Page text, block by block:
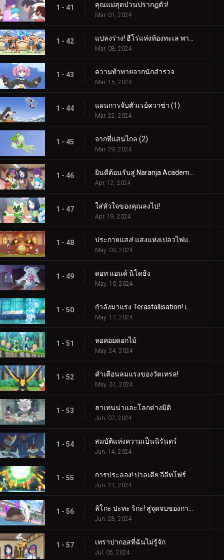
1 - 41 คุณแม่สุดป่วนปรากฏตัว!
Mar. 01, 2024
1 - 42
Mar. 08, 2024
1 - 43 ความท้าทายจากนักสำรวจ
Mar. 15, 2024
1 - 44 แผนการจับตัวเรย์ควาซ่า (1)
Mar. 22, 2024
1 - 45 จากที่แสนไกล (2)
Mar. 29, 2024
1 - 46
Apr. 12, 2024
1 - 47 ใส่หัวใจของคุณลงไป!
Apr. 19, 2024
1 - 48
May. 03, 2024
1 - 49 ดอท แอนด์ นิโดธิง
May. 10, 2024
1 - 50
May. 17, 2024
1 - 51 หอคอยดอกไม้
May. 24, 2024
1 - 52 คำเตือนลมแรงของวัตเทรล!
May. 31, 2024
1 - 53 ฮาเทนน่าและโลกต่างมิติ
Jun. 07, 2024
1 - 54 สมบัติแห่งความเป็นนิรันดร์
Jun. 14, 2024
1 - 55
Jun. 21, 2024
1 - 56
Jun. 28, 2024
1 - 57 เทราปากอสที่ฉันไม่รู้จัก
Jul. 05, 2024